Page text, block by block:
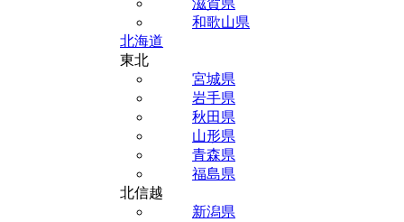
滋賀県
和歌山県
北海道
東北
宮城県
岩手県
秋田県
山形県
青森県
福島県
北信越
新潟県